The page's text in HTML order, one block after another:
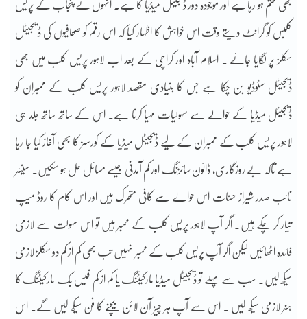
بھی ختم ہو رہا ہے اور موجودہ دور ڈیجیٹل میڈیا کا ہے۔ انہوں نے پنجاب کے پریس
کلبس کو گرانٹ دیتے وقت اس خواہش کا اظہار کیا کہ اس رقم کو صحافیوں کی ڈ یجیٹل
سکلز پر لگایا جائے ۔ اسلام آباد اور کراچی کے بعد اب لاہور پریس کلب میں بھی
ڈیجیٹل سٹوڈیو بن چکا ہے جس کا بنیادی مقصد لاہور پریس کلب کے ممبران کو
ڈیجیٹل میڈیا کے حوالے سے سہولیات مہیا کرنا ہے۔ اس کے ساتھ ساتھ جلد ہی
لاہور پریس کلب کے ممبران کے لیے ڈیجیٹل میڈیا کے کورسز کا بھی آغاز کیا جا رہا
ہے تاکہ بے روزگاری، ڈائون سائزنگ اور کم آمدنی جیسے مسائل حل ہو سکیں۔ سینئر
نائب صدر شیراز حسنات اس حوالے سے کافی متحرک ہیں اور اس کام کا روڈ میپ
تیار کر چکے ہیں۔ اگر آپ لاہور پریس کلب کے ممبر ہیں تو اس سہولت سے لازمی
فائدہ اٹھائیں لیکن اگر آپ پریس کلب کے ممبر نہیں تب بھی کم از کم دو سکلز لازمی
سیکھ لیں۔ سب سے پہلے تو ڈیجیٹل میڈیا مارکیٹنگ یا کم از کم فیس بک مارکیٹنگ کا
ہنر لازمی سیکھ لیں ۔ اس سے آپ ہر چیز آن لائن بیچنے کا فن سیکھ لیں گے۔ اس